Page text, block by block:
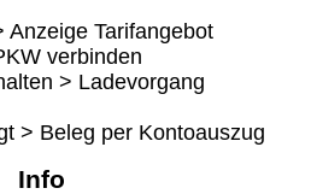
Anzeige Tarifangebot
verbinden
> Ladevorgang
> Beleg per Kontoauszug
Info